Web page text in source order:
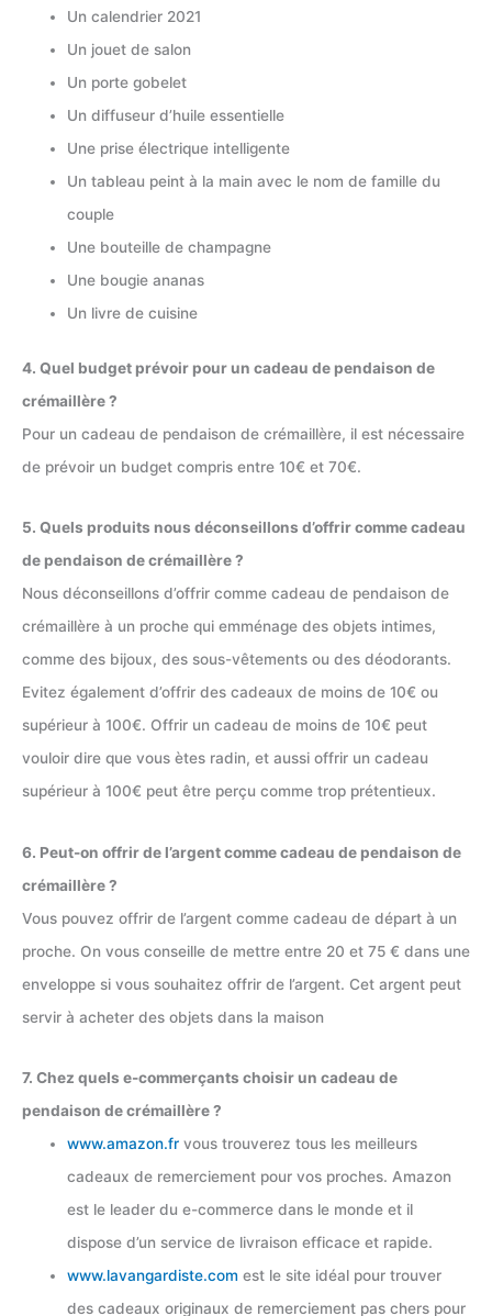
Un calendrier 2021
Un jouet de salon
Un porte gobelet
Un diffuseur d’huile essentielle
Une prise électrique intelligente
Un tableau peint à la main avec le nom de famille du
couple
Une bouteille de champagne
Une bougie ananas
Un livre de cuisine
4. Quel budget prévoir pour un cadeau de pendaison de
crémaillère ?
Pour un cadeau de pendaison de crémaillère, il est nécessaire
de prévoir un budget compris entre 10€ et 70€.
5. Quels produits nous déconseillons d’offrir comme cadeau
de pendaison de crémaillère ?
Nous déconseillons d’offrir comme cadeau de pendaison de
crémaillère à un proche qui emménage des objets intimes,
comme des bijoux, des sous-vêtements ou des déodorants.
Evitez également d’offrir des cadeaux de moins de 10€ ou
supérieur à 100€. Offrir un cadeau de moins de 10€ peut
vouloir dire que vous ètes radin, et aussi offrir un cadeau
supérieur à 100€ peut être perçu comme trop prétentieux.
6. Peut-on offrir de l’argent comme cadeau de pendaison de
crémaillère ?
Vous pouvez offrir de l’argent comme cadeau de départ à un
proche. On vous conseille de mettre entre 20 et 75 € dans une
enveloppe si vous souhaitez offrir de l’argent. Cet argent peut
servir à acheter des objets dans la maison
7. Chez quels e-commerçants choisir un cadeau de
pendaison de crémaillère ?
www.amazon.fr vous trouverez tous les meilleurs
cadeaux de remerciement pour vos proches. Amazon
est le leader du e-commerce dans le monde et il
dispose d’un service de livraison efficace et rapide.
www.lavangardiste.com est le site idéal pour trouver
des cadeaux originaux de remerciement pas chers pour